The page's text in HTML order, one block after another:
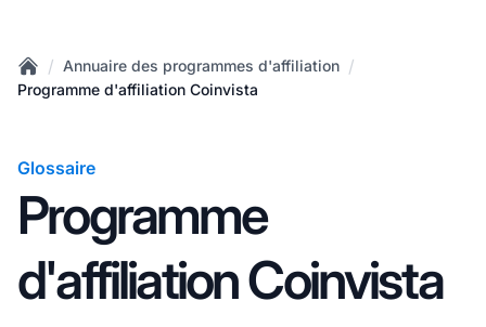
Home
/ Annuaire des programmes d'affiliation /
Programme d'affiliation Coinvista
Glossaire
Programme
d'affiliation Coinvista